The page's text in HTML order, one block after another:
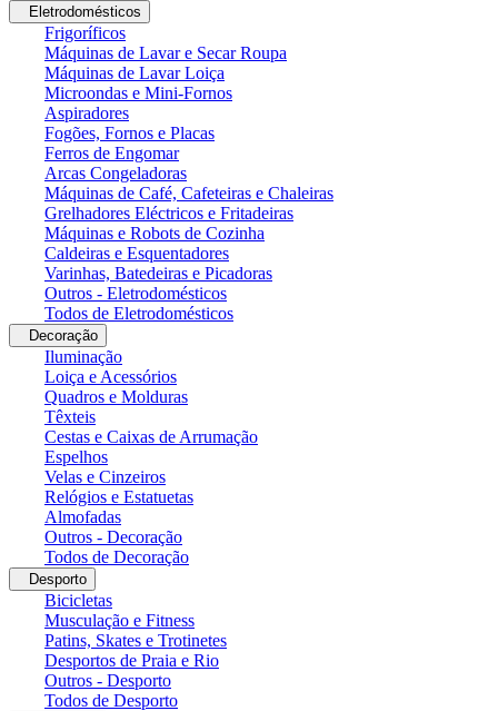
Eletrodomésticos
Frigoríficos
Máquinas de Lavar e Secar Roupa
Máquinas de Lavar Loiça
Microondas e Mini-Fornos
Aspiradores
Fogões, Fornos e Placas
Ferros de Engomar
Arcas Congeladoras
Máquinas de Café, Cafeteiras e Chaleiras
Grelhadores Eléctricos e Fritadeiras
Máquinas e Robots de Cozinha
Caldeiras e Esquentadores
Varinhas, Batedeiras e Picadoras
Outros - Eletrodomésticos
Todos de Eletrodomésticos
Decoração
Iluminação
Loiça e Acessórios
Quadros e Molduras
Têxteis
Cestas e Caixas de Arrumação
Espelhos
Velas e Cinzeiros
Relógios e Estatuetas
Almofadas
Outros - Decoração
Todos de Decoração
Desporto
Bicicletas
Musculação e Fitness
Patins, Skates e Trotinetes
Desportos de Praia e Rio
Outros - Desporto
Todos de Desporto